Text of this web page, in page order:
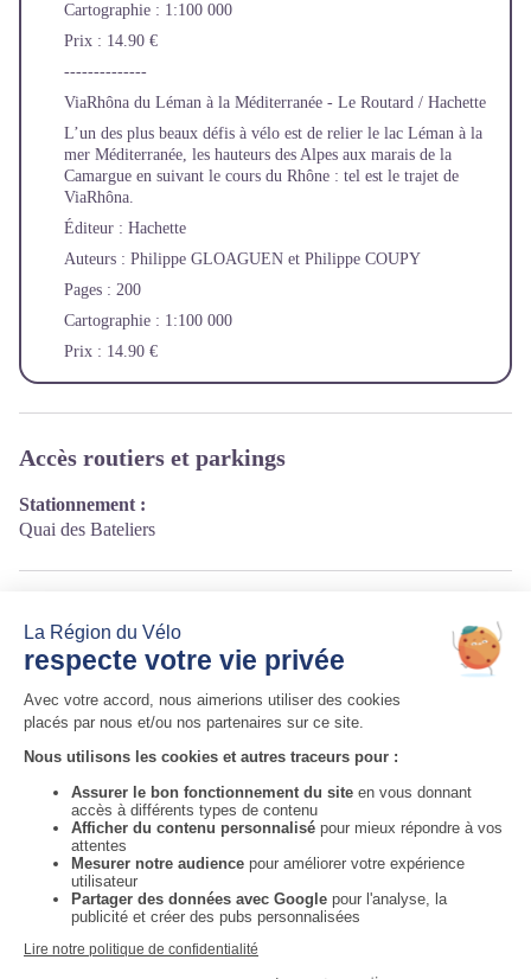
Cartographie : 1:100 000
Prix : 14.90 €
--------------
ViaRhôna du Léman à la Méditerranée - Le Routard / Hachette
L’un des plus beaux défis à vélo est de relier le lac Léman à la
mer Méditerranée, les hauteurs des Alpes aux marais de la
Camargue en suivant le cours du Rhône : tel est le trajet de
ViaRhôna.
Éditeur : Hachette
Auteurs : Philippe GLOAGUEN et Philippe COUPY
Pages : 200
Cartographie : 1:100 000
Prix : 14.90 €
Accès routiers et parkings
Stationnement :
Quai des Bateliers
Auvergne-Rhône-Alpes Tourisme
http://fr.auvergnerhonealpes-tourisme.com/
Auvergne-Rhône-Alpes Tourisme
Informations complémentaires